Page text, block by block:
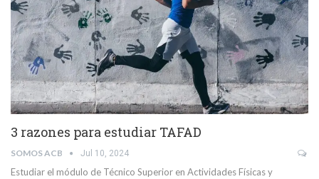
3 razones para estudiar TAFAD
SOMOS ACB Jul 10, 2024
Estudiar el módulo de Técnico Superior en Actividades Físicas y